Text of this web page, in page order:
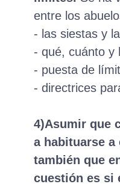
entre los
- las siestas y
- qué, cuánto y
- puesta de
- directrices
4)Asumir que
a habituarse a
también que
cuestión es si